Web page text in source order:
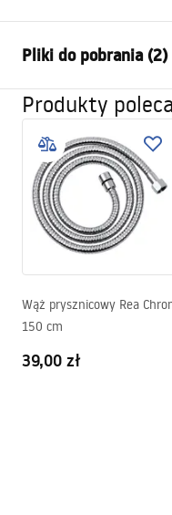
Gwarancja
Materiał
Waga
Kod producenta
Kolor:
Pliki do pobrania (2)
Informacje o
pdf
Warunki gwarancji
Produkty
Wąż prysznicowy Rea
150 cm
39,00 zł